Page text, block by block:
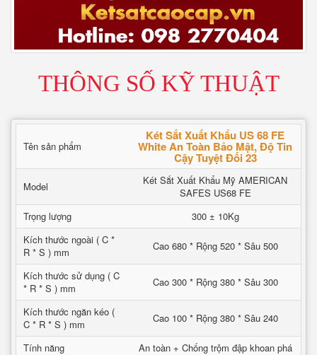
THÔNG SỐ KỸ THUẬT
Tên sản phẩm
Két Sắt Xuất Khẩu US 68 FE
White An Toàn Bảo Mật, Độ Tin
Cậy Tuyệt Đối 23
Model
Két Sắt Xuất Khẩu Mỹ AMERICAN
SAFES US68 FE
Trọng lượng
300 ± 10Kg
Kích thước ngoài ( C *
R * S ) mm
Cao 680 * Rộng 520 * Sâu 500
Kích thước sử dụng ( C
* R * S ) mm
Cao 300 * Rộng 380 * Sâu 300
Kích thước ngăn kéo (
C * R * S ) mm
Cao 100 * Rộng 380 * Sâu 240
Tính năng
An toàn + Chống trộm đập khoan phá